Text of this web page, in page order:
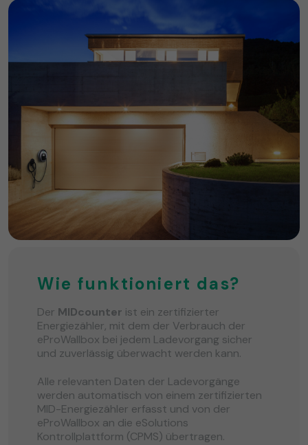
Wie funktioniert das?
Der MIDcounter ist ein zertifizierter
Energiezähler, mit dem der Verbrauch der
eProWallbox bei jedem Ladevorgang sicher
und zuverlässig überwacht werden kann.
Alle relevanten Daten der Ladevorgänge
werden automatisch von einem zertifizierten
MID-Energiezähler erfasst und von der
eProWallbox an die eSolutions
Kontrollplattform (CPMS) übertragen.